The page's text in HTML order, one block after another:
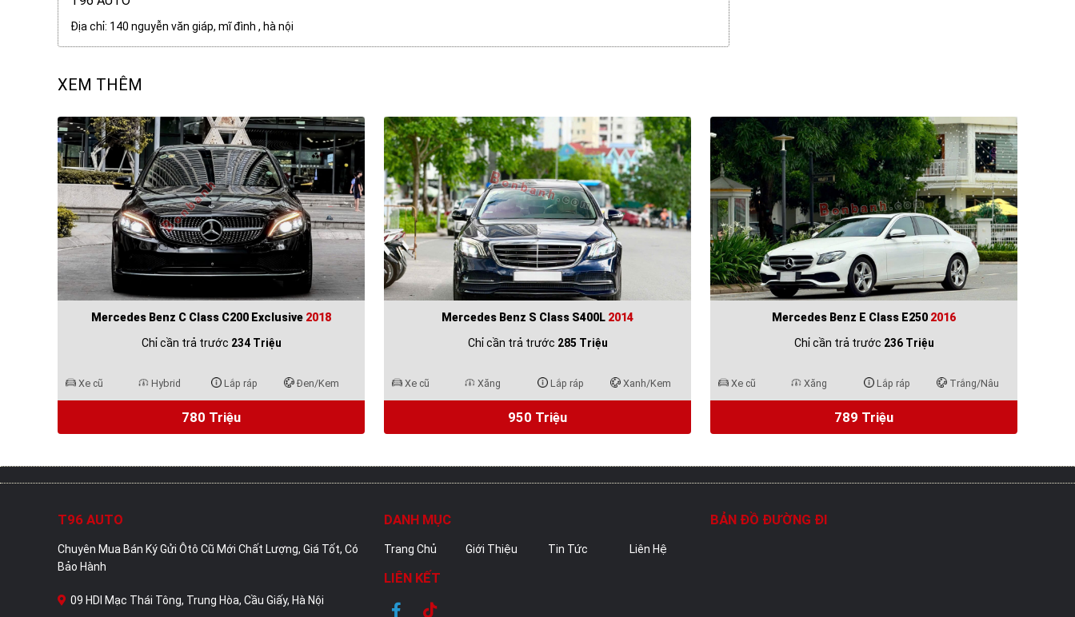
Địa chỉ: 140 nguyễn văn giáp, mĩ đình , hà nội
XEM THÊM
Mercedes Benz C Class C200 Exclusive 2018
Chỉ cần trả trước 234 Triệu
Xe cũ Hybrid Lắp ráp Đen/Kem
780 Triệu
Mercedes Benz S Class S400L 2014
Chỉ cần trả trước 285 Triệu
Xe cũ Xăng Lắp ráp Xanh/Kem
950 Triệu
Mercedes Benz E Class E250 2016
Chỉ cần trả trước 236 Triệu
Xe cũ Xăng Lắp ráp Trắng/Nâu
789 Triệu
T96 AUTO
Chuyên Mua Bán Ký Gửi Ôtô Cũ Mới Chất Lượng, Giá Tốt, Có
Bảo Hành
09 HDI Mạc Thái Tông, Trung Hòa, Cầu Giấy, Hà Nội
DANH MỤC
Trang Chủ Giới Thiệu Tin Tức Liên Hệ
LIÊN KẾT
BẢN ĐỒ ĐƯỜNG ĐI